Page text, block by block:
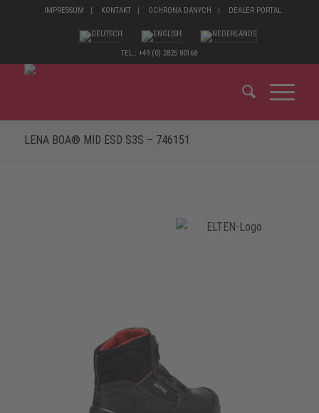
IMPRESSUM KONTAKT OCHRONA DANYCH DEALER PORTAL
TEL.: +49 (0) 2825 80168
LENA BOA® MID ESD S3S – 746151